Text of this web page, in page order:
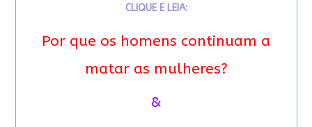
CLIQUE E LEIA:
Por que os homens continuam a
matar as mulheres?
&